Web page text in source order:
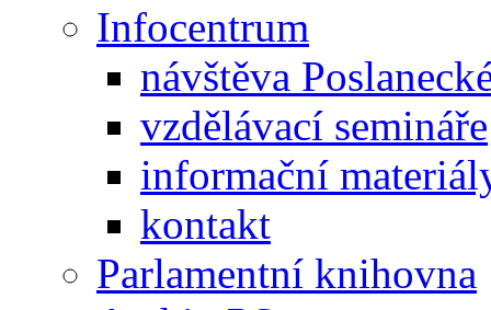
Infocentrum
návštěva
vzdělávací semináře
informační
kontakt
Parlamentní knihovna